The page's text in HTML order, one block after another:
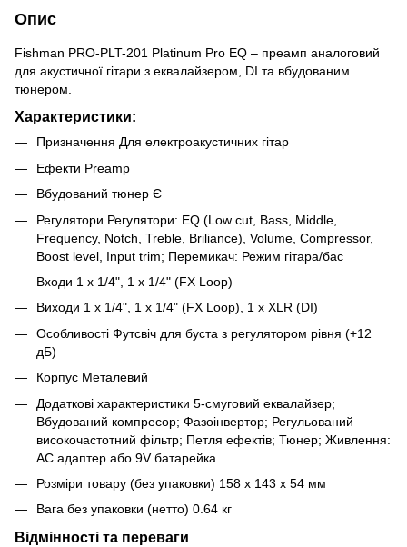
Опис
Fishman PRO-PLT-201 Platinum Pro EQ – преамп аналоговий
для акустичної гітари з еквалайзером, DI та вбудованим
тюнером.
Характеристики:
Призначення Для електроакустичних гітар
Ефекти Preamp
Вбудований тюнер Є
Регулятори Регулятори: EQ (Low cut, Bass, Middle,
Frequency, Notch, Treble, Briliance), Volume, Compressor,
Boost level, Input trim; Перемикач: Режим гітара/бас
Входи 1 x 1/4", 1 x 1/4" (FX Loop)
Виходи 1 x 1/4", 1 x 1/4" (FX Loop), 1 х XLR (DI)
Особливості Футсвіч для буста з регулятором рівня (+12
дБ)
Корпус Металевий
Додаткові характеристики 5-смуговий еквалайзер;
Вбудований компресор; Фазоінвертор; Регульований
високочастотний фільтр; Петля ефектів; Тюнер; Живлення:
AC адаптер або 9V батарейка
Розміри товару (без упаковки) 158 x 143 x 54 мм
Вага без упаковки (нетто) 0.64 кг
Відмінності та переваги